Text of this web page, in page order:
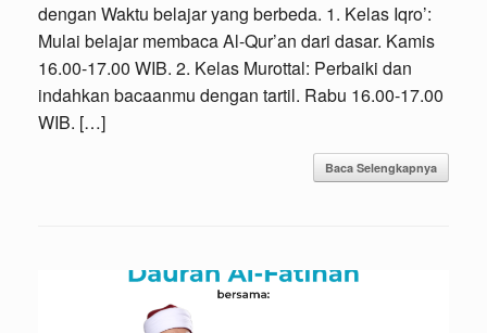
dengan Waktu belajar yang berbeda. 1. Kelas Iqro’:
Mulai belajar membaca Al-Qur’an dari dasar. Kamis
16.00-17.00 WIB. 2. Kelas Murottal: Perbaiki dan
indahkan bacaanmu dengan tartil. Rabu 16.00-17.00
WIB. […]
Baca Selengkapnya